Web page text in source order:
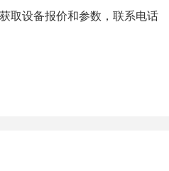
获取设备报价和参数，联系电话